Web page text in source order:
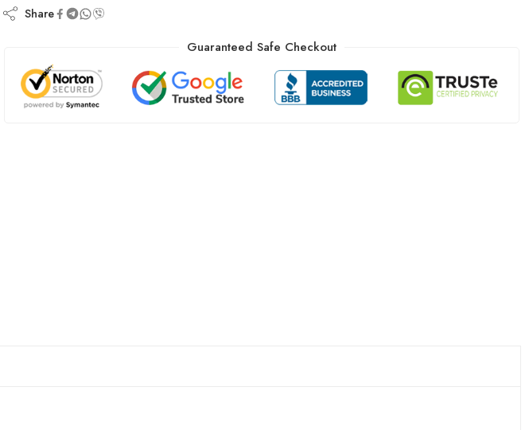
Share
Guaranteed Safe Checkout